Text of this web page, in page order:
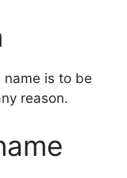
name is to be
reason.